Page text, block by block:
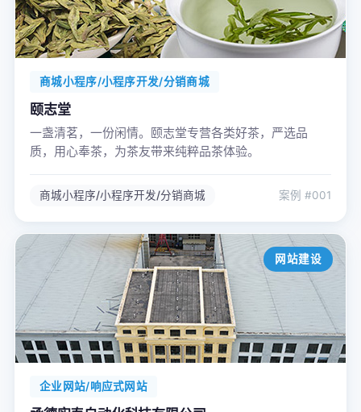
商城小程序/小程序开发/分销商城
颐志堂
一盏清茗，一份闲情。颐志堂专营各类好茶，严选品
质，用心奉茶，为茶友带来纯粹品茶体验。
商城小程序/小程序开发/分销商城 案例 #001
网站建设
企业网站/响应式网站